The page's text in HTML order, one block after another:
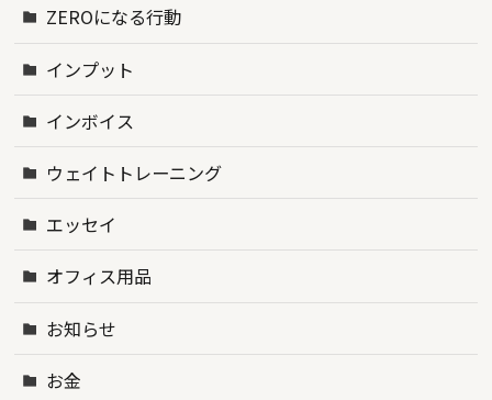
ZEROになる行動
インプット
インボイス
ウェイトトレーニング
エッセイ
オフィス用品
お知らせ
お金